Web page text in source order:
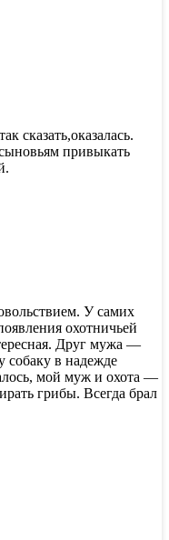
сказать,оказалась.
привыкать
У самих
охотничьей
Друг мужа —
в надежде
мой муж и охота —
грибы. Всегда брал